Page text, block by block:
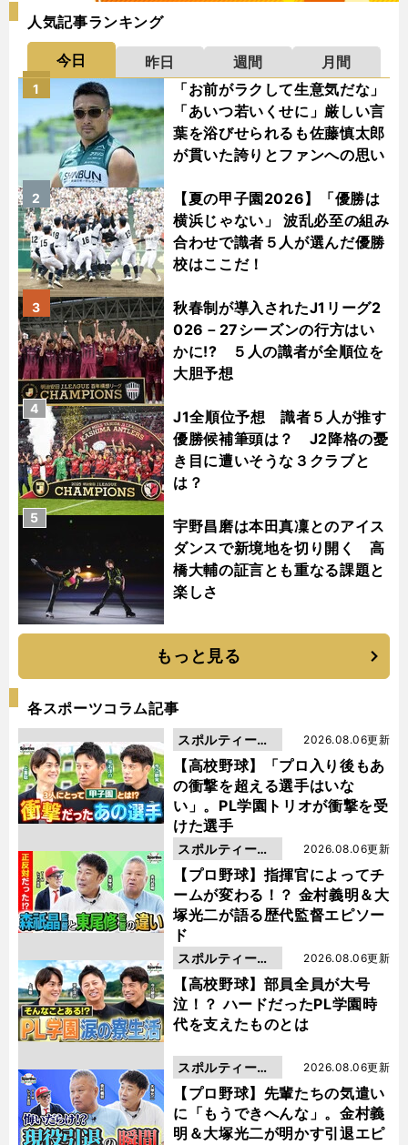
人気記事ランキング
今日 昨日 週間
月間
「お前がラクして生意気だな」
「あいつ若いくせに」厳しい言
葉を浴びせられるも佐藤慎太郎
が貫いた誇りとファンへの思い
1
【夏の甲子園2026】「優勝は
横浜じゃない」 波乱必至の組み
合わせで識者５人が選んだ優勝
校はここだ！
2
秋春制が導入されたJ1リーグ2
026－27シーズンの行方はい
かに!? ５人の識者が全順位を
大胆予想
3
J1全順位予想 識者５人が推す
優勝候補筆頭は？ J2降格の憂
き目に遭いそうな３クラブと
は？
4
宇野昌磨は本田真凜とのアイス
ダンスで新境地を切り開く 高
橋大輔の証言とも重なる課題と
楽しさ
5
もっと見る
各スポーツコラム記事
【高校野球】「プロ入り後もあ
の衝撃を超える選手はいな
い」。PL学園トリオが衝撃を受
けた選手
2026.08.06更新
スポルティーバ
動画
【プロ野球】指揮官によってチ
ームが変わる！？ 金村義明＆大
塚光二が語る歴代監督エピソー
ド
2026.08.06更新
スポルティーバ
動画
【高校野球】部員全員が大号
泣！？ ハードだったPL学園時
代を支えたものとは
2026.08.06更新
スポルティーバ
動画
【プロ野球】先輩たちの気遣い
に「もうできへんな」。金村義
明＆大塚光二が明かす引退エピ
2026.08.06更新
スポルティーバ
動画